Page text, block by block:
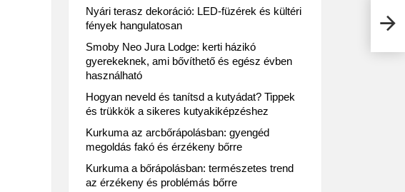
Nyári terasz dekoráció: LED-füzérek és kültéri
fények hangulatosan
Smoby Neo Jura Lodge: kerti házikó
gyerekeknek, ami bővíthető és egész évben
használható
Hogyan neveld és tanítsd a kutyádat? Tippek
és trükkök a sikeres kutyakiképzéshez
Kurkuma az arcbőrápolásban: gyengéd
megoldás fakó és érzékeny bőrre
Kurkuma a bőrápolásban: természetes trend
az érzékeny és problémás bőrre